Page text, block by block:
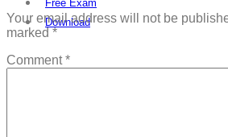
Free Exam
Download
Your email address will not be
marked *
Comment*